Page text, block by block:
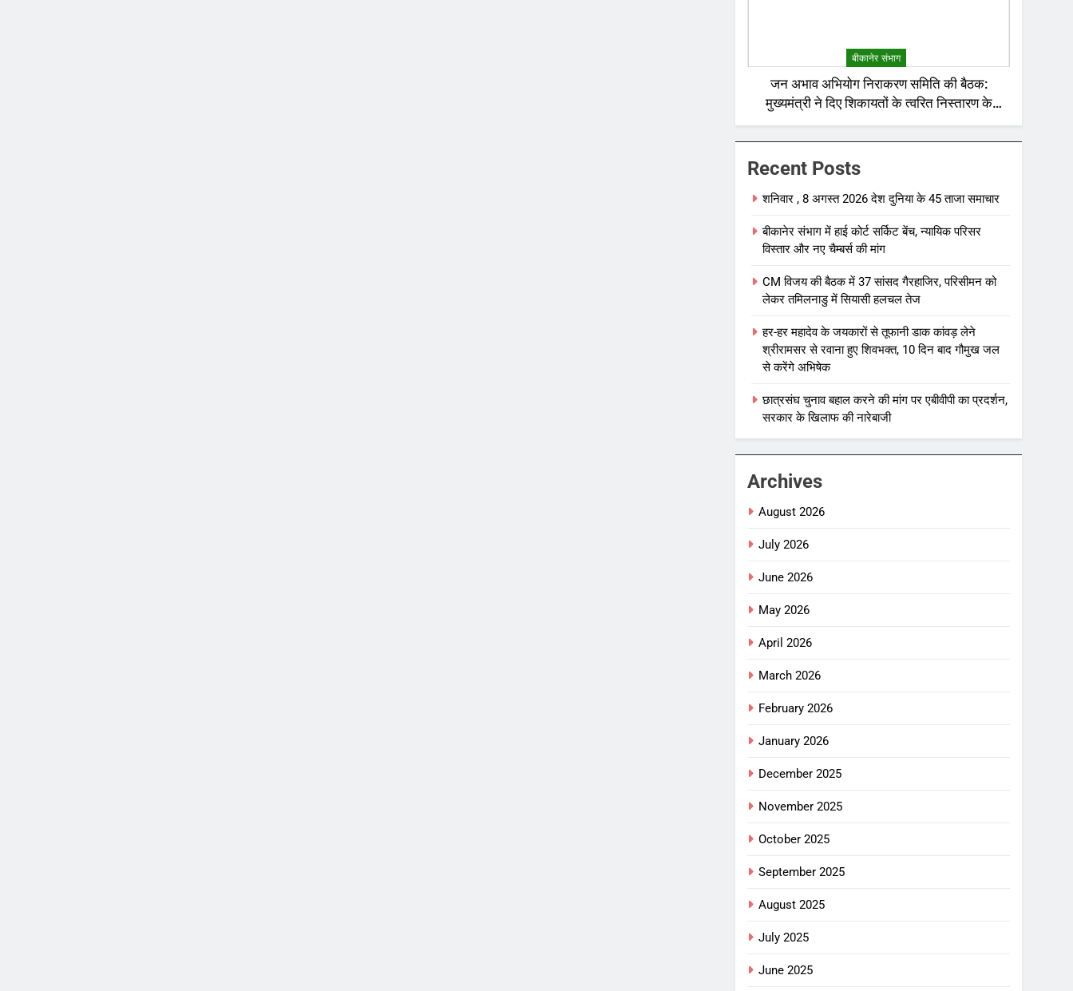
बीकानेर संभाग
जन अभाव अभियोग निराकरण समिति की बैठक:
मुख्यमंत्री ने दिए शिकायतों के त्वरित निस्तारण के
निर्देश; अनावश्यक बिजली कटौती पर सख्त रुख
Recent Posts
शनिवार , 8 अगस्त 2026 देश दुनिया के 45 ताजा समाचार
बीकानेर संभाग में हाई कोर्ट सर्किट बेंच, न्यायिक परिसर
विस्तार और नए चैम्बर्स की मांग
CM विजय की बैठक में 37 सांसद गैरहाजिर, परिसीमन को
लेकर तमिलनाडु में सियासी हलचल तेज
हर-हर महादेव के जयकारों से तूफानी डाक कांवड़ लेने
श्रीरामसर से रवाना हुए शिवभक्त, 10 दिन बाद गौमुख जल
से करेंगे अभिषेक
छात्रसंघ चुनाव बहाल करने की मांग पर एबीवीपी का प्रदर्शन,
सरकार के खिलाफ की नारेबाजी
Archives
August 2026
July 2026
June 2026
May 2026
April 2026
March 2026
February 2026
January 2026
December 2025
November 2025
October 2025
September 2025
August 2025
July 2025
June 2025